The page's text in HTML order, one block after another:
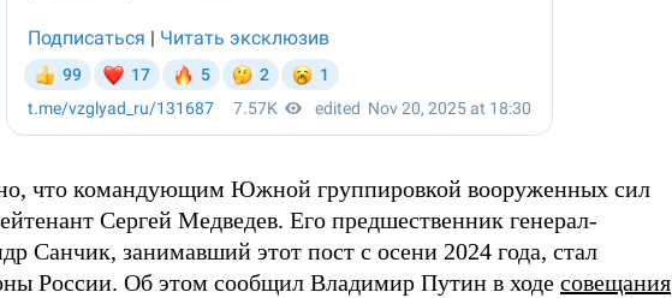
что командующим Южной группировкой вооруженных сил
Сергей Медведев. Его предшественник генерал-
Санчик, занимавший этот пост с осени 2024 года, стал
России. Об этом сообщил Владимир Путин в ходе совещания